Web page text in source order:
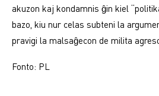
akuzon kaj kondamnis ĝin kiel
bazo, kiu nur celas subteni la
pravigi la malsaĝecon de milita
Fonto: PL